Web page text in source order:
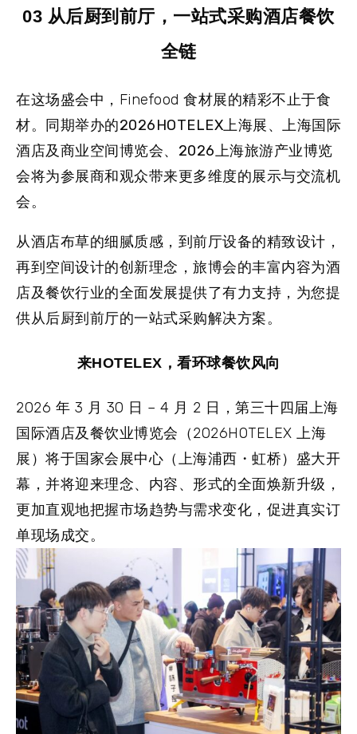
03 从后厨到前厅，一站式采购酒店餐饮
全链
在这场盛会中，Finefood 食材展的精彩不止于食
材。同期举办的2026HOTELEX上海展、上海国际
酒店及商业空间博览会、2026上海旅游产业博览
会将为参展商和观众带来更多维度的展示与交流机
会。
从酒店布草的细腻质感，到前厅设备的精致设计，
再到空间设计的创新理念，旅博会的丰富内容为酒
店及餐饮行业的全面发展提供了有力支持，为您提
供从后厨到前厅的一站式采购解决方案。
来HOTELEX，看环球餐饮风向
2026 年 3 月 30 日 – 4 月 2 日，第三十四届上海
国际酒店及餐饮业博览会（2026HOTELEX 上海
展）将于国家会展中心（上海浦西・虹桥）盛大开
幕，并将迎来理念、内容、形式的全面焕新升级，
更加直观地把握市场趋势与需求变化，促进真实订
单现场成交。